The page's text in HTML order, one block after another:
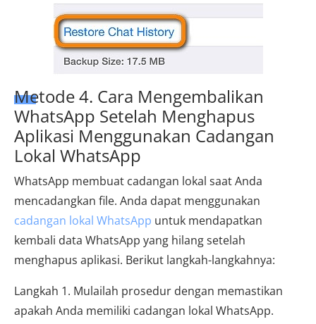
Metode 4. Cara Mengembalikan
WhatsApp Setelah Menghapus
Aplikasi Menggunakan Cadangan
Lokal WhatsApp
WhatsApp membuat cadangan lokal saat Anda
mencadangkan file. Anda dapat menggunakan
cadangan lokal WhatsApp untuk mendapatkan
kembali data WhatsApp yang hilang setelah
menghapus aplikasi. Berikut langkah-langkahnya:
Langkah 1. Mulailah prosedur dengan memastikan
apakah Anda memiliki cadangan lokal WhatsApp.